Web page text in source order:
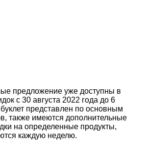
предложение уже доступны в
с 30 августа 2022 года до 6
представлен по основным
также имеются дополнительные
на определенные продукты,
каждую неделю.